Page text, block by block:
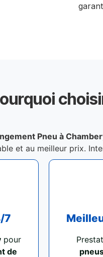
Pneu à
et au meilleur prix.
7
pour
de